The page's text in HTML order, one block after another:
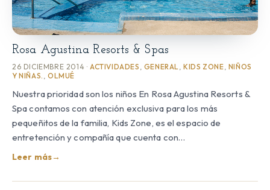
Rosa Agustina Resorts & Spas
26 DICIEMBRE 2014 · ACTIVIDADES GENERAL ,KIDS ZONE NIÑOS
Y NIÑAS. ,OLMUÉ
Nuestra prioridad son los niños En Rosa Agustina Resorts &
Spa contamos con atención exclusiva para los más
pequeñitos de la familia, Kids Zone, es el espacio de
entretención y compañía que cuenta con…
Leer más→